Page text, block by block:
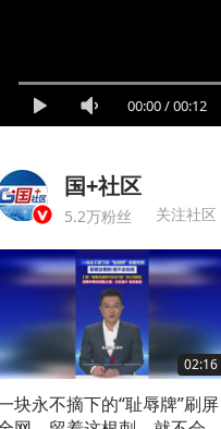
00:00/00:12
国+社区
5.2万粉丝 关注社
02:16
块永不摘下的“耻辱牌”刷屏